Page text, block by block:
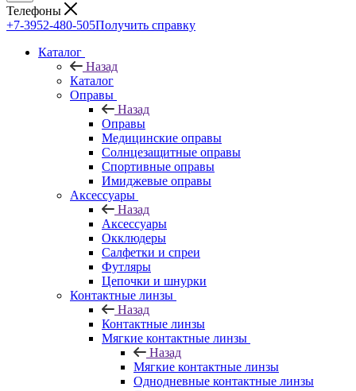
Телефоны
+7-3952-480-505Получить справку
Каталог
Назад
Каталог
Оправы
Назад
Оправы
Медицинские оправы
Солнцезащитные оправы
Спортивные оправы
Имиджевые оправы
Аксессуары
Назад
Аксессуары
Окклюдеры
Салфетки и спреи
Футляры
Цепочки и шнурки
Контактные линзы
Назад
Контактные линзы
Мягкие контактные линзы
Назад
Мягкие контактные линзы
Однодневные контактные линзы